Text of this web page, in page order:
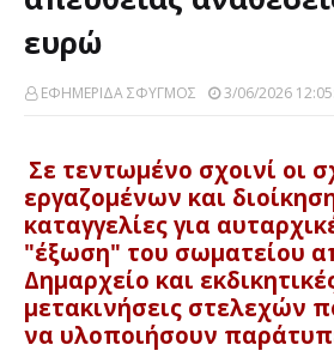
ευρώ
ΕΦΗΜΕΡΙΔΑ ΣΦΥΓΜΟΣ 3/06/2026
Σε τεντωμένο σχοινί οι
εργαζομένων και
καταγγελίες για
"έξωση" του σωματείου
Δημαρχείο και
μετακινήσεις στελεχών
να υλοποιήσουν